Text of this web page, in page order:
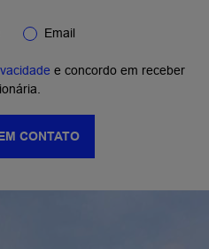
Email
e concordo em receber
CONTATO